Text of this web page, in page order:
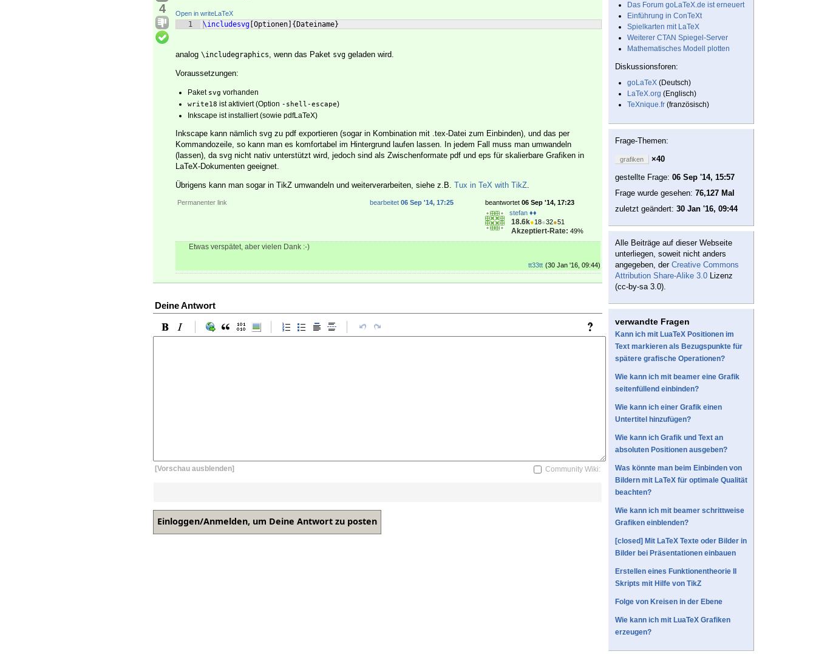
4 Open in writeLaTeX
1 \includesvg Optionen { Dateiname}
analog \includegraphics, wenn das Paket svg geladen wird.
Voraussetzungen:
Paket svg vorhanden
write18 ist aktiviert (Option -shell-escape)
Inkscape ist installiert (sowie pdfLaTeX)
Inkscape kann nämlich svg zu pdf exportieren (sogar in Kombination mit .tex-Datei zum Einbinden), und das per
Kommandozeile, so kann man es komfortabel im Hintergrund laufen lassen. In jedem Fall muss man umwandeln
(lassen), da svg nicht nativ unterstützt wird, jedoch sind als Zwischenformate pdf und eps für skalierbare Grafiken in
LaTeX-Dokumenten geeignet.
Übrigens kann man sogar in TikZ umwandeln und weiterverarbeiten, siehe z.B. Tux in TeX with TikZ.
Permanenter link beantwortet 06 Sep '14, 17:23
stefan ♦♦
18.6k●18●32●51
Akzeptiert-Rate: 49%
bearbeitet 06 Sep '14, 17:25
Etwas verspätet, aber vielen Dank :-)
(30 Jan '16, 09:44)
tt33tt
Deine Antwort
[Vorschau ausblenden] Community Wiki:
Das Forum goLaTeX.de ist erneuert
Einführung in ConTeXt
Spielkarten mit LaTeX
Weiterer CTAN Spiegel-Server
Mathematisches Modell plotten
Diskussionsforen:
goLaTeX (Deutsch)
LaTeX.org (Englisch)
TeXnique.fr (französisch)
Frage-Themen:
grafiken
×40
gestellte Frage: 06 Sep '14, 15:57
Frage wurde gesehen: 76,127 Mal
zuletzt geändert: 30 Jan '16, 09:44
Alle Beiträge auf dieser Webseite
unterliegen, soweit nicht anders
angegeben, der Creative Commons
Attribution Share-Alike 3.0 Lizenz
(cc-by-sa 3.0).
verwandte Fragen
Kann ich mit LuaTeX Positionen im
Text markieren als Bezugspunkte für
spätere grafische Operationen?
Wie kann ich mit beamer eine Grafik
seitenfüllend einbinden?
Wie kann ich einer Grafik einen
Untertitel hinzufügen?
Wie kann ich Grafik und Text an
absoluten Positionen ausgeben?
Was könnte man beim Einbinden von
Bildern mit LaTeX für optimale Qualität
beachten?
Wie kann ich mit beamer schrittweise
Grafiken einblenden?
[closed] Mit LaTeX Texte oder Bilder in
Bilder bei Präsentationen einbauen
Erstellen eines Funktionentheorie II
Skripts mit Hilfe von TikZ
Folge von Kreisen in der Ebene
Wie kann ich mit LuaTeX Grafiken
erzeugen?